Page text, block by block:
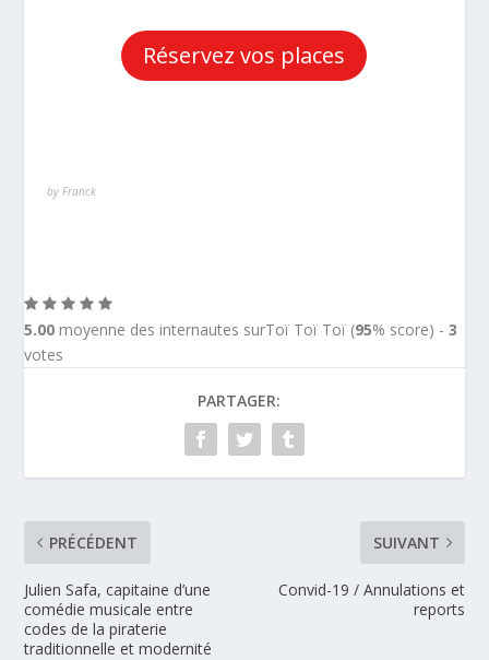
Réservez vos places
by Franck
5.00 moyenne des internautes surToï Toï Toï (95% score) -3
votes
PARTAGER:
PRÉCÉDENT
Julien Safa, capitaine d’une
comédie musicale entre
codes de la piraterie
traditionnelle et modernité
SUIVANT
Convid-19 / Annulations et
reports